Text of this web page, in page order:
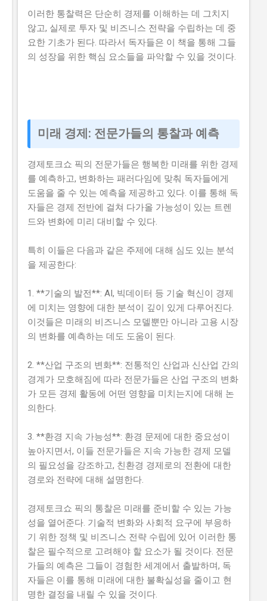
이러한 통찰력은 단순히 경제를 이해하는 데 그치지
않고, 실제로 투자 및 비즈니스 전략을 수립하는 데 중
요한 기초가 된다. 따라서 독자들은 이 책을 통해 그들
의 성장을 위한 핵심 요소들을 파악할 수 있을 것이다.
미래 경제: 전문가들의 통찰과 예측
경제토크쇼 픽의 전문가들은 행복한 미래를 위한 경제
를 예측하고, 변화하는 패러다임에 맞춰 독자들에게
도움을 줄 수 있는 예측을 제공하고 있다. 이를 통해 독
자들은 경제 전반에 걸쳐 다가올 가능성이 있는 트렌
드와 변화에 미리 대비할 수 있다.
특히 이들은 다음과 같은 주제에 대해 심도 있는 분석
을 제공한다:
1. **기술의 발전**: AI, 빅데이터 등 기술 혁신이 경제
에 미치는 영향에 대한 분석이 깊이 있게 다루어진다.
이것들은 미래의 비즈니스 모델뿐만 아니라 고용 시장
의 변화를 예측하는 데도 도움이 된다.
2. **산업 구조의 변화**: 전통적인 산업과 신산업 간의
경계가 모호해짐에 따라 전문가들은 산업 구조의 변화
가 모든 경제 활동에 어떤 영향을 미치는지에 대해 논
의한다.
3. **환경 지속 가능성**: 환경 문제에 대한 중요성이
높아지면서, 이들 전문가들은 지속 가능한 경제 모델
의 필요성을 강조하고, 친환경 경제로의 전환에 대한
경로와 전략에 대해 설명한다.
경제토크쇼 픽의 통찰은 미래를 준비할 수 있는 가능
성을 열어준다. 기술적 변화와 사회적 요구에 부응하
기 위한 정책 및 비즈니스 전략 수립에 있어 이러한 통
찰은 필수적으로 고려해야 할 요소가 될 것이다. 전문
가들의 예측은 그들이 경험한 세계에서 출발하며, 독
자들은 이를 통해 미래에 대한 불확실성을 줄이고 현
명한 결정을 내릴 수 있을 것이다.